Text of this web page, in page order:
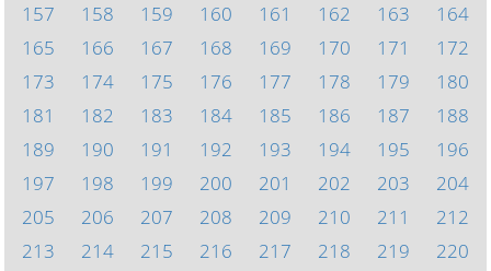
157
158 159 160 161 162 163
164
165
166 167 168 169 170 171
172
173
174 175 176 177 178 179
180
181
182 183 184 185 186 187
188
189
190 191 192 193 194 195
196
197
198 199 200 201 202 203
204
205
206 207 208 209 210 211
212
213
214 215 216 217 218 219
220